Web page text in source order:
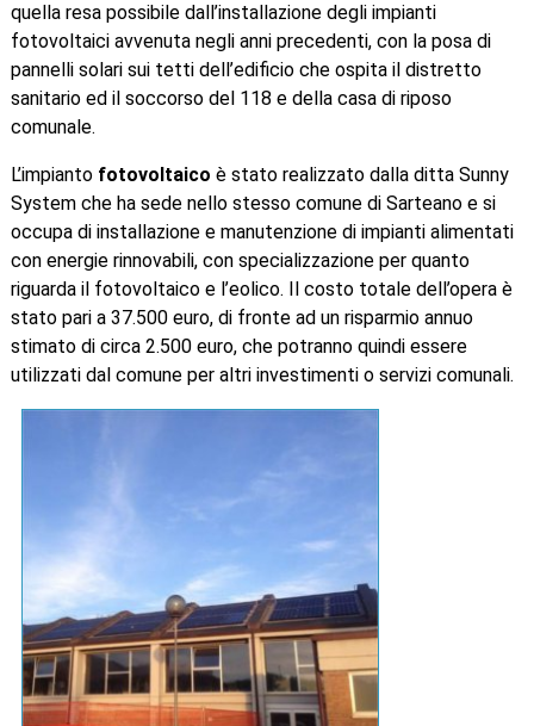
quella resa possibile dall’installazione degli impianti
fotovoltaici avvenuta negli anni precedenti, con la posa di
pannelli solari sui tetti dell’edificio che ospita il distretto
sanitario ed il soccorso del 118 e della casa di riposo
comunale.
L’impianto fotovoltaico è stato realizzato dalla ditta Sunny
System che ha sede nello stesso comune di Sarteano e si
occupa di installazione e manutenzione di impianti alimentati
con energie rinnovabili, con specializzazione per quanto
riguarda il fotovoltaico e l’eolico. Il costo totale dell’opera è
stato pari a 37.500 euro, di fronte ad un risparmio annuo
stimato di circa 2.500 euro, che potranno quindi essere
utilizzati dal comune per altri investimenti o servizi comunali.